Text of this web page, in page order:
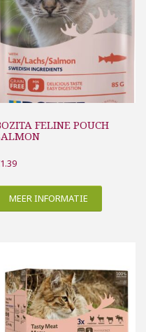
FELINE POUCH
1.39
MEER INFORMATIE